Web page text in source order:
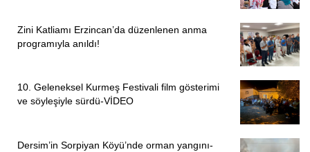
Zini Katliamı Erzincan’da düzenlenen anma
programıyla anıldı!
10. Geleneksel Kurmeş Festivali film gösterimi
ve söyleşiyle sürdü-VİDEO
Dersim’in Sorpiyan Köyü’nde orman yangını-